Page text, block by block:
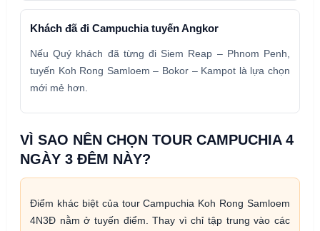
Khách đã đi Campuchia tuyến Angkor
Nếu Quý khách đã từng đi Siem Reap – Phnom Penh,
tuyến Koh Rong Samloem – Bokor – Kampot là lựa chọn
mới mẻ hơn.
VÌ SAO NÊN CHỌN TOUR CAMPUCHIA 4
NGÀY 3 ĐÊM NÀY?
Điểm khác biệt của tour Campuchia Koh Rong Samloem
4N3Đ nằm ở tuyến điểm. Thay vì chỉ tập trung vào các